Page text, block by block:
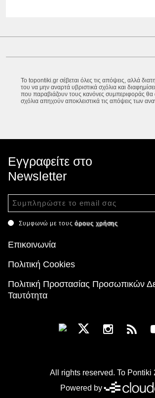
Το topontiki.gr σέβεται όλες τις απόψεις, αλλά
του να μην αναρτά υβριστικά σχόλια και
που παραβιάζουν τους κανόνες συμπεριφοράς θα
σχόλια απηχούν αποκλειστικά τις απόψεις των
Εγγραφείτε στο
Newsletter
Συμφωνώ με τουςόρους χρήσης
Επικοινωνία
Πολιτική Cookies
Πολιτική Προστασίας Προσωπικών
Ταυτότητα
All rights reserved. To Pontiki
Powered by